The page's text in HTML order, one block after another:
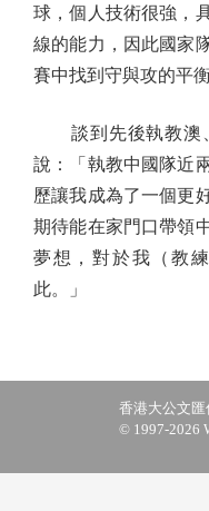
球，個人技術很強，
線的能力，因此國家
賽中找到守與攻的平衡
談到先後執教澳
說：「執教中國隊近
歷讓我成為了一個更
期待能在家門口帶領
夢想，對於我（教
此。」
香港大公文
© 1997-2026